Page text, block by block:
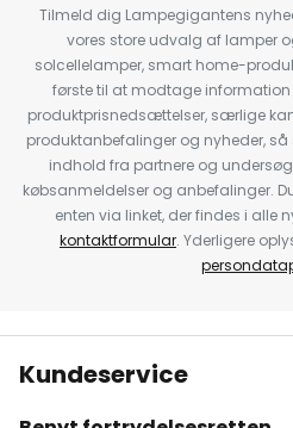
Tilmeld dig Lampegigantens
vores store udvalg af lamper
solcellelamper, smart home-
første til at modtage information
produktprisnedsættelser, særlige
produktanbefalinger og nyheder,
indhold fra partnere og
købsanmeldelser og anbefalinger.
enten via linket, der findes i alle
kontaktformular. Yderligere
Kundeservice